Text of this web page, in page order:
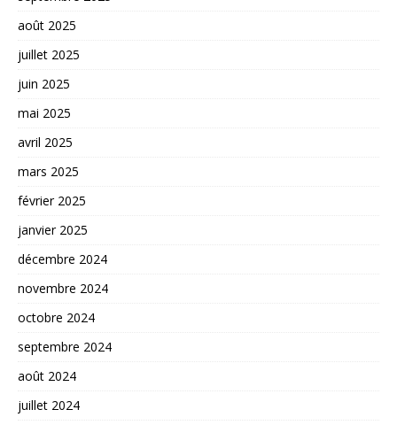
août 2025
juillet 2025
juin 2025
mai 2025
avril 2025
mars 2025
février 2025
janvier 2025
décembre 2024
novembre 2024
octobre 2024
septembre 2024
août 2024
juillet 2024